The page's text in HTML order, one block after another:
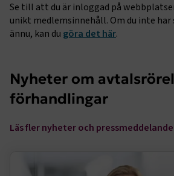
Se till att du är inloggad på
unikt medlemsinnehåll. Om du inte
ännu, kan du göra det här.
Nyheter om
förhandlingar
Läs fler nyheter och